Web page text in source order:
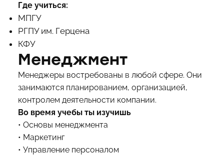
Где учиться:
МПГУ
РГПУ им. Герцена
КФУ
Менеджмент
Менеджеры востребованы в любой сфере. Они
занимаются планированием, организацией,
контролем деятельности компании.
Во время учебы ты изучишь
• Основы менеджмента
• Маркетинг
• Управление персоналом